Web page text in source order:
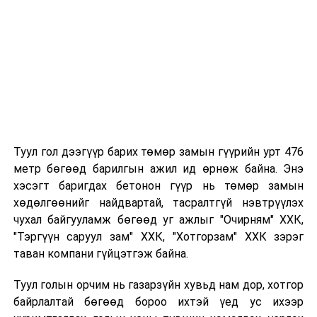
Туул гол дээгүүр барих төмөр замын гүүрийн урт 476
метр бөгөөд барилгын ажил ид өрнөж байна. Энэ
хэсэгт баригдах бетонон гүүр нь төмөр замын
хөдөлгөөнийг найдвартай, тасралтгүй нэвтрүүлэх
чухал байгууламж бөгөөд уг ажлыг "Очирням" ХХК,
"Тэргүүн саруул зам" ХХК, "Хотгорзам" ХХК зэрэг
таван компани гүйцэтгэж байна.
Туул голын орчим нь газарзүйн хувьд нам дор, хотгор
байрлалтай бөгөөд бороо ихтэй үед ус ихээр